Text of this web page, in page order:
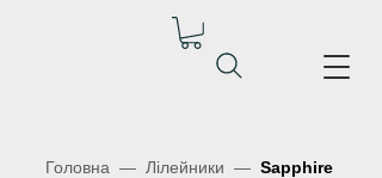
Головна — Лілейники — Sapphire